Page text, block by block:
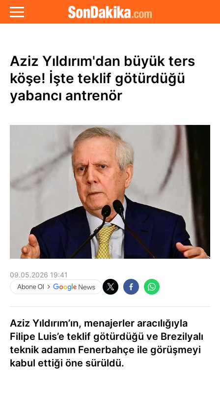
Aziz Yıldırım'dan büyük ters
köşe! İşte teklif götürdüğü
yabancı antrenör
09.05.2026 19:41
Aziz Yıldırım’ın, menajerler aracılığıyla
Filipe Luis’e teklif götürdüğü ve Brezilyalı
teknik adamın Fenerbahçe ile görüşmeyi
kabul ettiği öne sürüldü.